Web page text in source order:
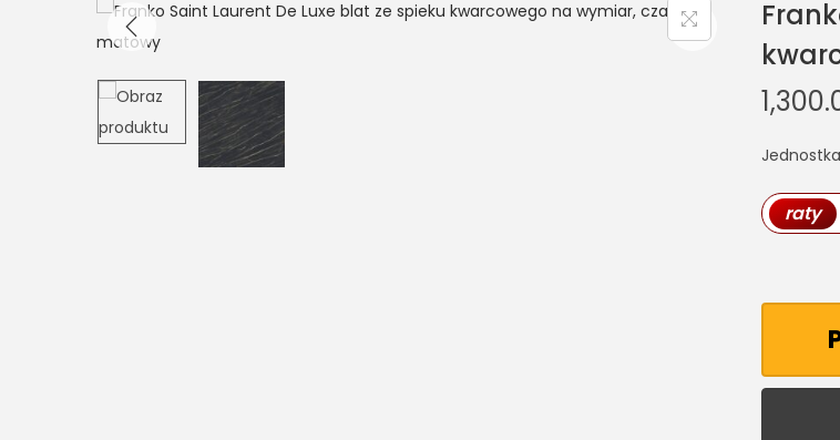
raty